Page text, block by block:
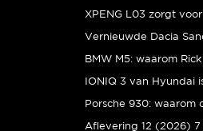
IONIQ 3 van Hyundai
Aflevering 12 (2026) 7